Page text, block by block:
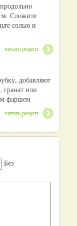
Сложите
солью и
читать рецепт
добавляют
гранат или
фаршем
читать рецепт
Без